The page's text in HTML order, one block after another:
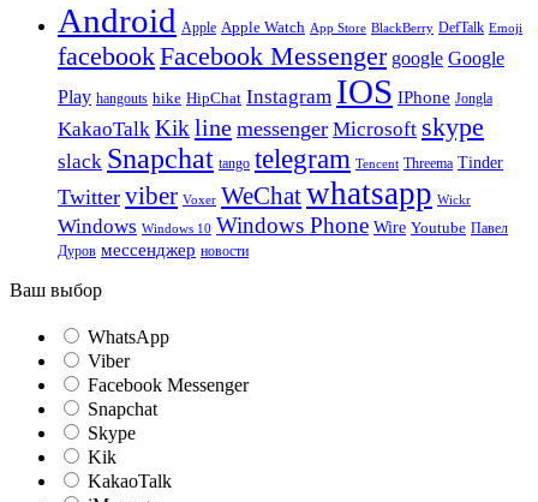
Android Apple Apple Watch App Store BlackBerry DefTalk Emoji
facebookFacebook Messenger google Google
Play hangouts hike HipChat Instagram IOS IPhone Jongla
KakaoTalk Kik line messenger Microsoft skype
slack Snapchat tango telegram Tencent Threema Tinder
Twitter viber Voxer WeChatwhatsapp Wickr
Windows Windows 10 Windows Phone Wire Youtube Павел
Дуров мессенджер новости
Ваш выбор
WhatsApp
Viber
Facebook Messenger
Snapchat
Skype
Kik
KakaoTalk